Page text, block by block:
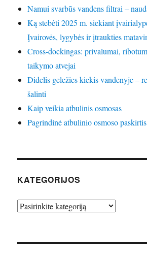
Namui svarbūs vandens filtrai –
Ką stebėti 2025 m. siekiant
Įvairovės, lygybės ir įtraukties
Cross-dockingas: privalumai,
taikymo atvejai
Didelis geležies kiekis vandenyje –
šalinti
Kaip veikia atbulinis osmosas
Pagrindinė atbulinio osmoso paskirtis
KATEGORIJOS
Kategorijos